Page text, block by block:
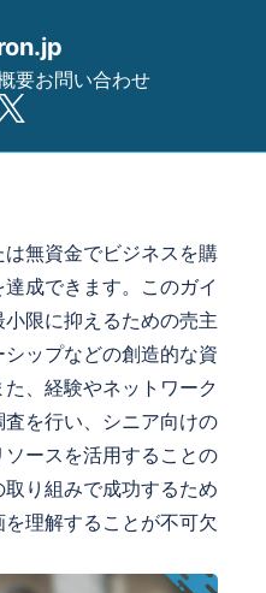
要お問い合わせ
無資金でビジネスを購
成できます。このガイ
限に抑えるための売主
ップなどの創造的な資
、経験やネットワーク
を行い、シニア向けの
ースを活用することの
り組みで成功するため
理解することが不可欠